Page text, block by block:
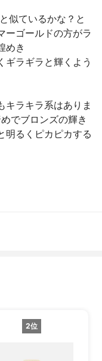
似ているかな？と
ーゴールドの方がラ
めき
ギラギラと輝くよう
キラキラ系はありま
でブロンズの輝き
明るくピカピカする
2位